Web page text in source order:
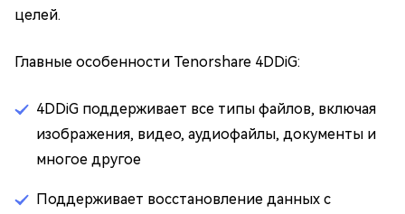
целей.
Главные особенности Tenorshare 4DDiG:
4DDiG поддерживает все типы файлов, включая
изображения, видео, аудиофайлы, документы и
многое другое
Поддерживает восстановление данных с